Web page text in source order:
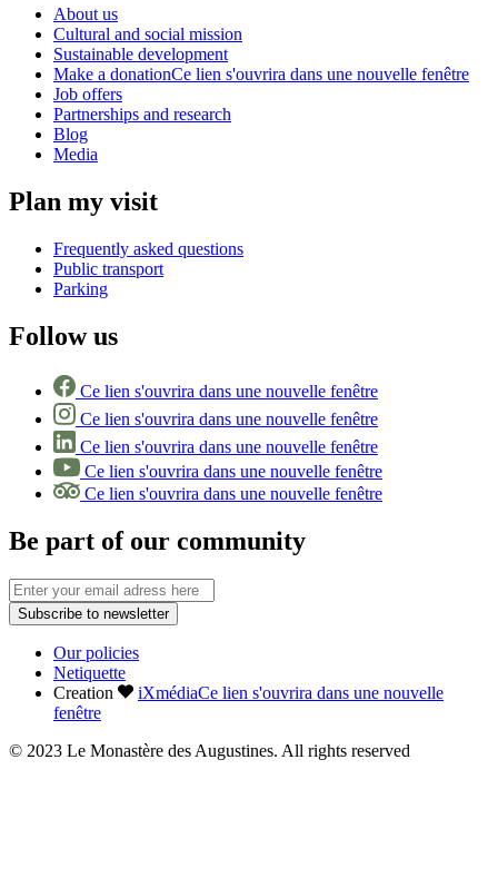
About us
Cultural and social mission
Sustainable development
Make a donationCe lien s'ouvrira dans une nouvelle fenêtre
Job offers
Partnerships and research
Blog
Media
Plan my visit
Frequently asked questions
Public transport
Parking
Follow us
Ce lien s'ouvrira dans une nouvelle fenêtre
Ce lien s'ouvrira dans une nouvelle fenêtre
Ce lien s'ouvrira dans une nouvelle fenêtre
Ce lien s'ouvrira dans une nouvelle fenêtre
Ce lien s'ouvrira dans une nouvelle fenêtre
Be part of our community
Subscribe to newsletter
Our policies
Netiquette
Creation
iXmédiaCe lien s'ouvrira dans une nouvelle
fenêtre
© 2023 Le Monastère des Augustines. All rights reserved